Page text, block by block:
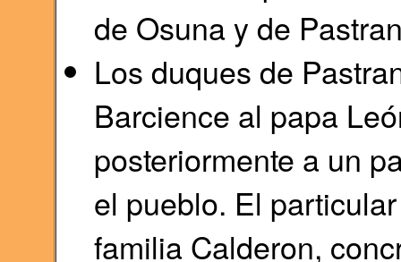
de Osuna y de
Los duques de
Barcience al papa
posteriormente a un
el pueblo. El
familia Calderon,